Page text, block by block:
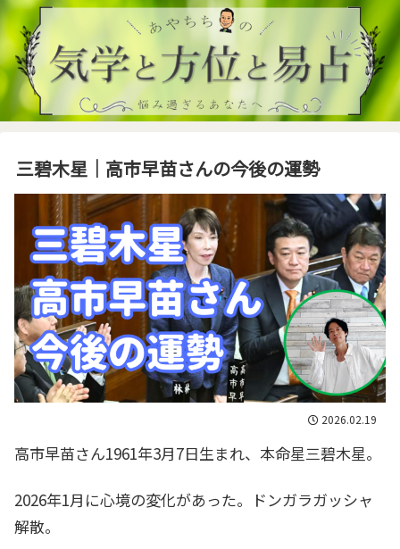
三碧木星｜高市早苗さんの今後の運勢
2026.02.19
高市早苗さん1961年3月7日生まれ、本命星三碧木星。
2026年1月に心境の変化があった。ドンガラガッシャ
解散。